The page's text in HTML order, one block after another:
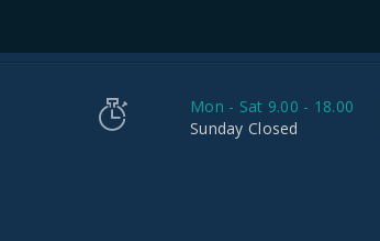
Mon - Sat 9.00 - 18.00
Sunday Closed